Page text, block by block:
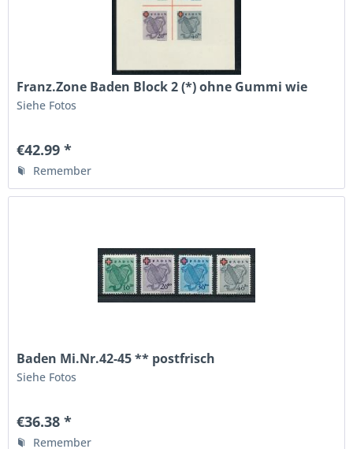
Franz.Zone Baden Block 2 (*) ohne Gummi wie
ausgegeben
Siehe Fotos
€42.99 *
Remember
Baden Mi.Nr.42-45 ** postfrisch
Siehe Fotos
€36.38 *
Remember